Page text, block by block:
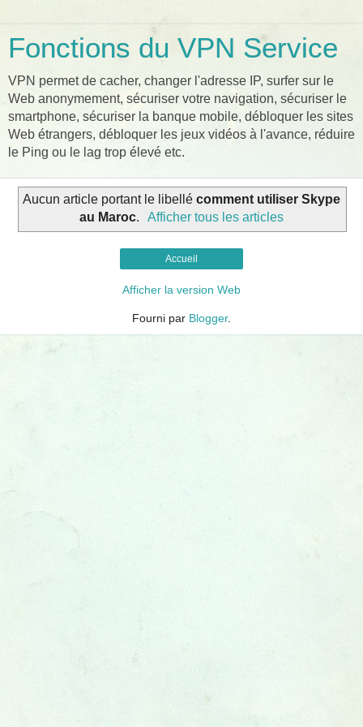
Fonctions du VPN Service
VPN permet de cacher, changer l'adresse IP, surfer sur le
Web anonymement, sécuriser votre navigation, sécuriser le
smartphone, sécuriser la banque mobile, débloquer les sites
Web étrangers, débloquer les jeux vidéos à l'avance, réduire
le Ping ou le lag trop élevé etc.
Aucun article portant le libellé comment utiliser Skype
au Maroc. Afficher tous les articles
Accueil
Afficher la version Web
Fourni par Blogger.